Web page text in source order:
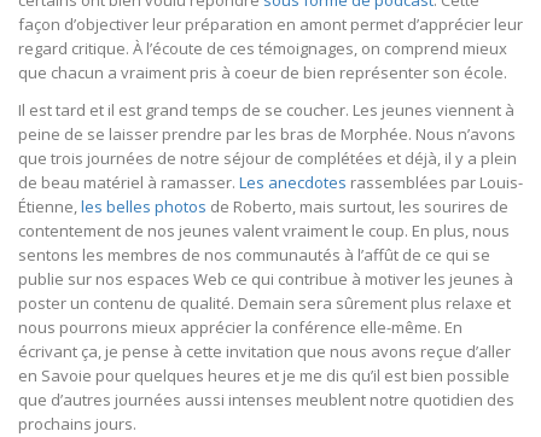
façon d’objectiver leur préparation en amont permet d’apprécier leur
regard critique. À l’écoute de ces témoignages, on comprend mieux
que chacun a vraiment pris à coeur de bien représenter son école.
Il est tard et il est grand temps de se coucher. Les jeunes viennent à
peine de se laisser prendre par les bras de Morphée. Nous n’avons
que trois journées de notre séjour de complétées et déjà, il y a plein
de beau matériel à ramasser. Les anecdotes rassemblées par Louis-
Étienne,les belles photos de Roberto, mais surtout, les sourires de
contentement de nos jeunes valent vraiment le coup. En plus, nous
sentons les membres de nos communautés à l’affût de ce qui se
publie sur nos espaces Web ce qui contribue à motiver les jeunes à
poster un contenu de qualité. Demain sera sûrement plus relaxe et
nous pourrons mieux apprécier la conférence elle-même. En
écrivant ça, je pense à cette invitation que nous avons reçue d’aller
en Savoie pour quelques heures et je me dis qu’il est bien possible
que d’autres journées aussi intenses meublent notre quotidien des
prochains jours.